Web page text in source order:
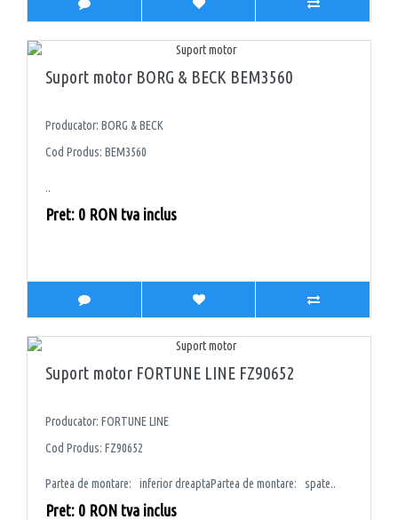
Suport motor BORG & BECK BEM3560
Producator: BORG & BECK
Cod Produs: BEM3560
..
Pret: 0 RON tva inclus
Suport motor FORTUNE LINE FZ90652
Producator: FORTUNE LINE
Cod Produs: FZ90652
Partea de montare: inferior dreaptaPartea de montare: spate..
Pret: 0 RON tva inclus